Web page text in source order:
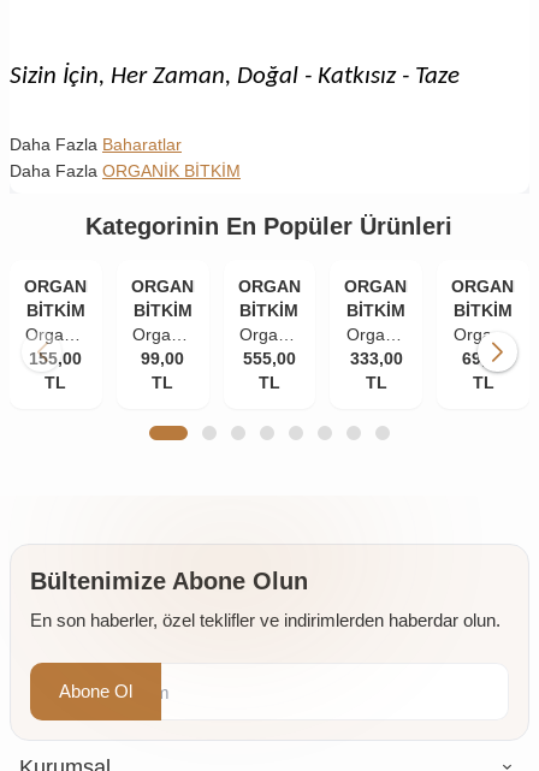
Sizin İçin, Her Zaman, Doğal - Katkısız - Taze
Daha Fazla Baharatlar
Daha Fazla ORGANİK BİTKİM
Kategorinin En Popüler Ürünleri
ORGANİK
BİTKİM
Organik
Bitkim
84
Öğütülmüş
gr
155,00
TL
ORGANİK
BİTKİM
Organik
Bitkim
Tane
(İri
99,00
TL
ORGANİK
BİTKİM
Organik
Bitkim
Akgünlük
(Günlük-
555,00
TL
ORGANİK
BİTKİM
Organik
Bitkim
Damla
10 gr
333,00
TL
ORGANİK
BİTKİM
Organik
Bitkim
Zerdeçal
69,00
TL
Bültenimize Abone Olun
En son haberler, özel teklifler ve indirimlerden haberdar olun.
Abone Ol